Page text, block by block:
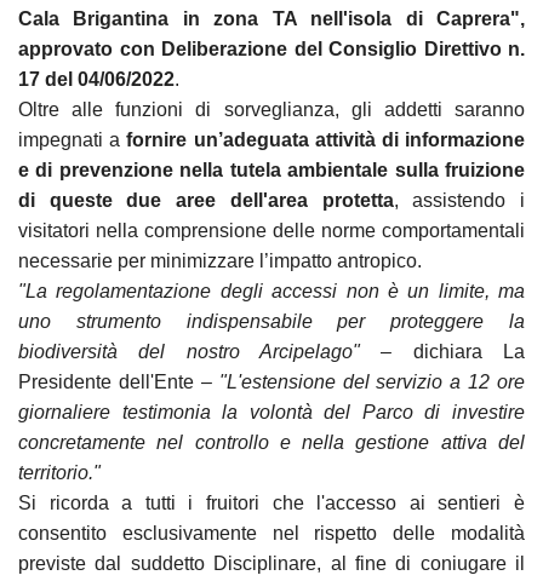
Cala Brigantina in zona TA nell'isola di Caprera",
approvato con Deliberazione del Consiglio Direttivo n.
17 del 04/06/2022.
Oltre alle funzioni di sorveglianza, gli addetti saranno
impegnati afornire un’adeguata attività di informazione
e di prevenzione nella tutela ambientale sulla fruizione
di queste due aree dell'area protetta, assistendo i
visitatori nella comprensione delle norme comportamentali
necessarie per minimizzare l’impatto antropico.
"La regolamentazione degli accessi non è un limite, ma
uno strumento indispensabile per proteggere la
biodiversità del nostro Arcipelago"– dichiara La
Presidente dell'Ente – "L'estensione del servizio a 12 ore
giornaliere testimonia la volontà del Parco di investire
concretamente nel controllo e nella gestione attiva del
territorio."
Si ricorda a tutti i fruitori che l'accesso ai sentieri è
consentito esclusivamente nel rispetto delle modalità
previste dal suddetto Disciplinare, al fine di coniugare il